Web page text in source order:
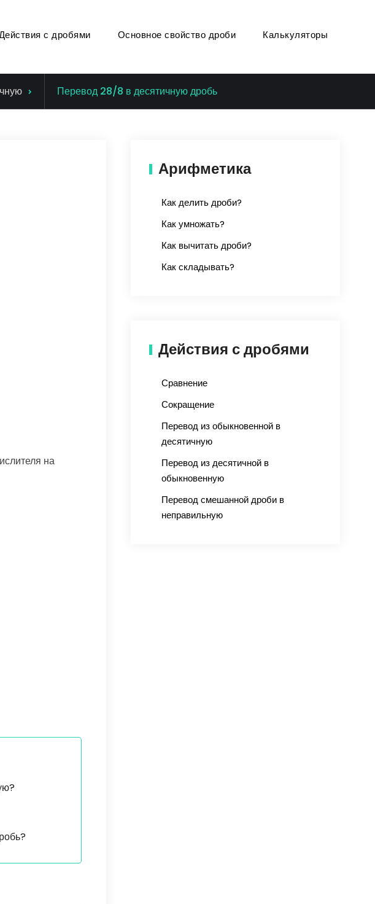
с дробями Основное свойство дроби Калькуляторы
Перевод 28/8 в десятичную дробь
на
Арифметика
Как делить дроби?
Как умножать?
Как вычитать дроби?
Как складывать?
Действия с дробями
Сравнение
Сокращение
Перевод из обыкновенной в
десятичную
Перевод из десятичной в
обыкновенную
Перевод смешанной дроби в
неправильную